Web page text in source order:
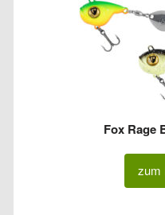
Fox Rage
zum